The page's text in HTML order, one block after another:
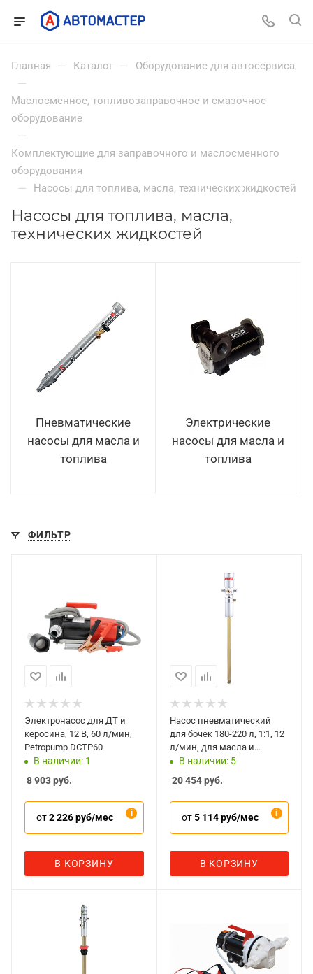
Главная — Каталог — Оборудование для автосервиса
—
Маслосменное, топливозаправочное и смазочное
оборудование
—
Комплектующие для заправочного и маслосменного
оборудования
— Насосы для топлива, масла, технических жидкостей
Насосы для топлива, масла,
технических жидкостей
Пневматические
насосы для масла и
топлива
Электрические
насосы для масла и
топлива
ФИЛЬТР
Электронасос для ДТ и
керосина, 12 В, 60 л/мин,
Petropump DCTP60
В наличии: 1
8 903руб.
от2 226 руб/мес
В КОРЗИНУ
Насос пневматический
для бочек 180-220 л, 1:1, 12
л/мин, для масла и
сходных жидкостей, DMECL
В наличии: 5
20 454руб.
от5 114 руб/мес
В КОРЗИНУ